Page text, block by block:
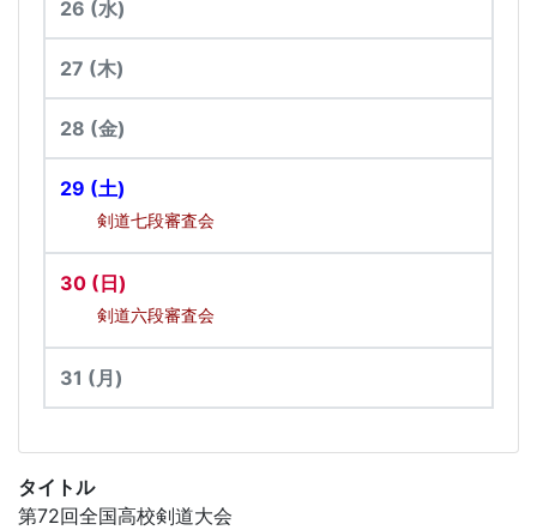
タイトル
第72回全国高校剣道大会
26 (水)
27 (木)
28 (金)
29 (土)
剣道七段審査会
30 (日)
剣道六段審査会
31 (月)